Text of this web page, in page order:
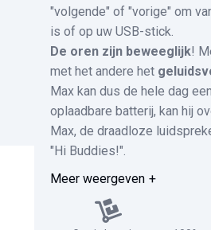
"volgende" of "vorige" om
is of op uw USB-stick.
De oren zijn beweeglijk!
met het andere het
Max kan dus de hele dag
oplaadbare batterij, kan hij
Max, de draadloze
"Hi Buddies!".
Meer weergeven